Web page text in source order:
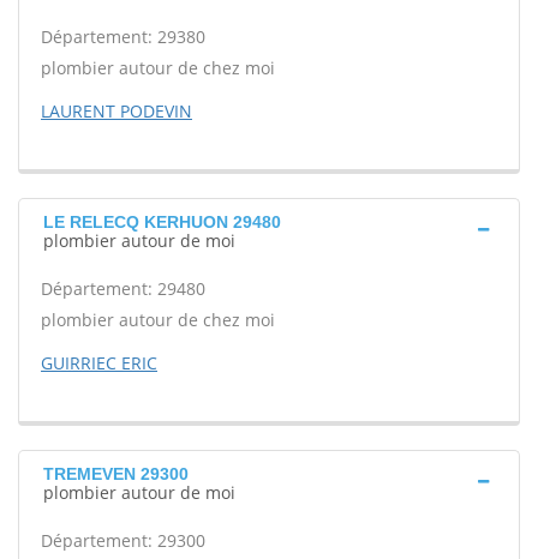
Département: 29380
plombier autour de chez moi
LAURENT PODEVIN
LE RELECQ KERHUON 29480
plombier autour de moi
Département: 29480
plombier autour de chez moi
GUIRRIEC ERIC
TREMEVEN 29300
plombier autour de moi
Département: 29300